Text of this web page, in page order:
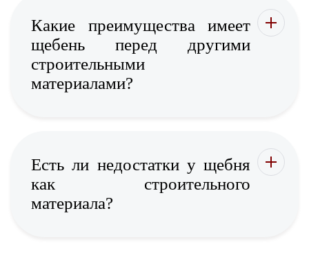
Какие преимущества имеет
щебень перед другими
строительными
материалами?
Есть ли недостатки у щебня
как строительного
материала?